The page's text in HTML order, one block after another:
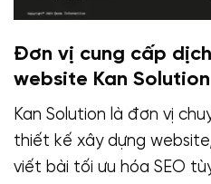
Đơn vị cung cấp
website Kan Solution
Kan Solution là đơn vị
thiết kế xây dựng
viết bài tối ưu hóa SEO